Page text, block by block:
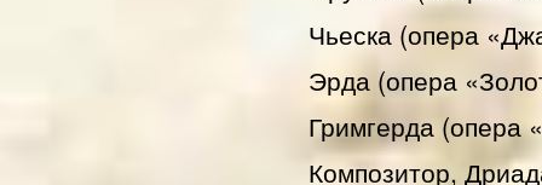
Чьеска (опера
Эрда (опера
Гримгерда (опера
Композитор,